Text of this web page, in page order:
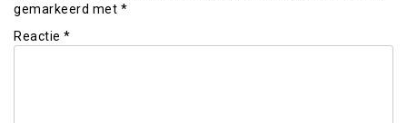
gemarkeerd met *
Reactie *